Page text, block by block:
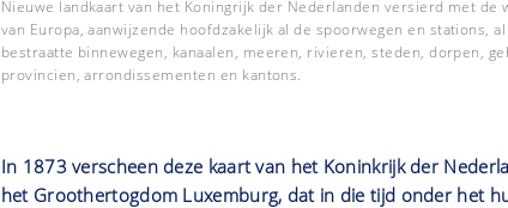
Nieuwe landkaart van het Koningrijk der Nederlanden versierd met de
van Europa, aanwijzende hoofdzakelijk al de spoorwegen en stations,
bestraatte binnewegen, kanaalen, meeren, rivieren, steden, dorpen,
provincien, arrondissementen en kantons.
In 1873 verscheen deze kaart van het Koninkrijk der
het Groothertogdom Luxemburg, dat in die tijd onder het